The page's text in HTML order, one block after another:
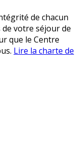
de chacun
votre séjour de
que le Centre
Lire la charte de